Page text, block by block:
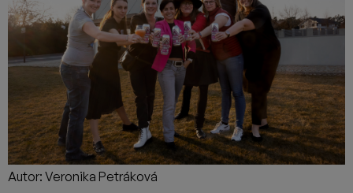
Autor: Veronika Petráková